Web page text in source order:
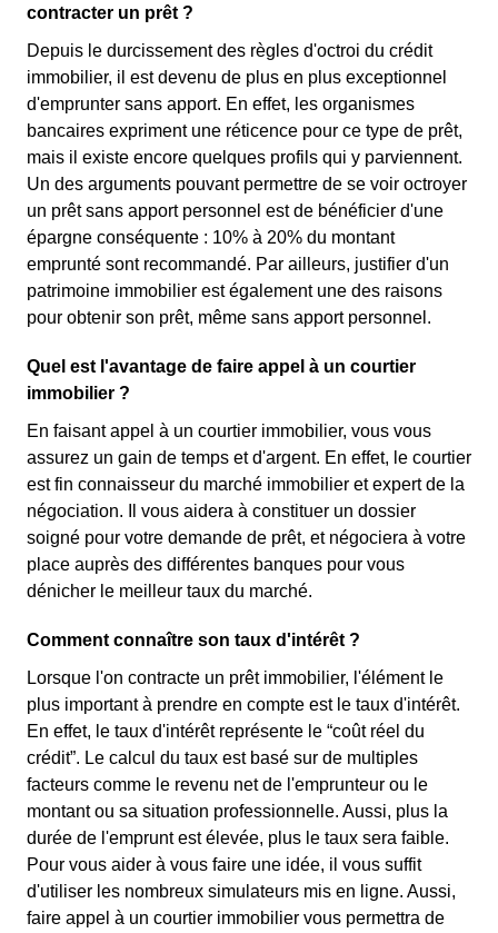
contracter un prêt ?
Depuis le durcissement des règles d'octroi du crédit
immobilier, il est devenu de plus en plus exceptionnel
d'emprunter sans apport. En effet, les organismes
bancaires expriment une réticence pour ce type de prêt,
mais il existe encore quelques profils qui y parviennent.
Un des arguments pouvant permettre de se voir octroyer
un prêt sans apport personnel est de bénéficier d'une
épargne conséquente : 10% à 20% du montant
emprunté sont recommandé. Par ailleurs, justifier d'un
patrimoine immobilier est également une des raisons
pour obtenir son prêt, même sans apport personnel.
Quel est l'avantage de faire appel à un courtier
immobilier ?
En faisant appel à un courtier immobilier, vous vous
assurez un gain de temps et d'argent. En effet, le courtier
est fin connaisseur du marché immobilier et expert de la
négociation. Il vous aidera à constituer un dossier
soigné pour votre demande de prêt, et négociera à votre
place auprès des différentes banques pour vous
dénicher le meilleur taux du marché.
Comment connaître son taux d'intérêt ?
Lorsque l'on contracte un prêt immobilier, l'élément le
plus important à prendre en compte est le taux d'intérêt.
En effet, le taux d'intérêt représente le “coût réel du
crédit”. Le calcul du taux est basé sur de multiples
facteurs comme le revenu net de l'emprunteur ou le
montant ou sa situation professionnelle. Aussi, plus la
durée de l'emprunt est élevée, plus le taux sera faible.
Pour vous aider à vous faire une idée, il vous suffit
d'utiliser les nombreux simulateurs mis en ligne. Aussi,
faire appel à un courtier immobilier vous permettra de